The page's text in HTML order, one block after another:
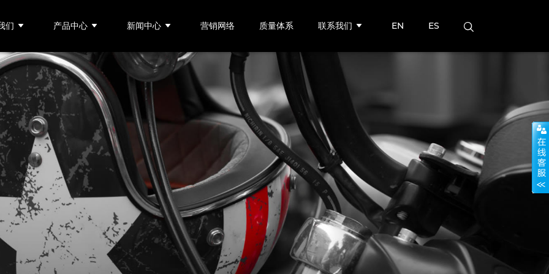
们 产品中心 新闻中心 营销网络 质量体系 联系我们 EN ES